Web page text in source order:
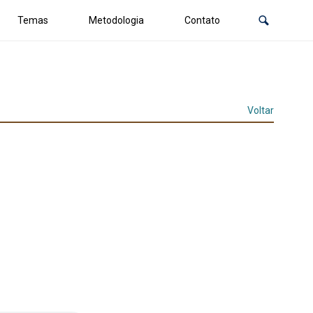
Temas Metodologia Contato
Voltar